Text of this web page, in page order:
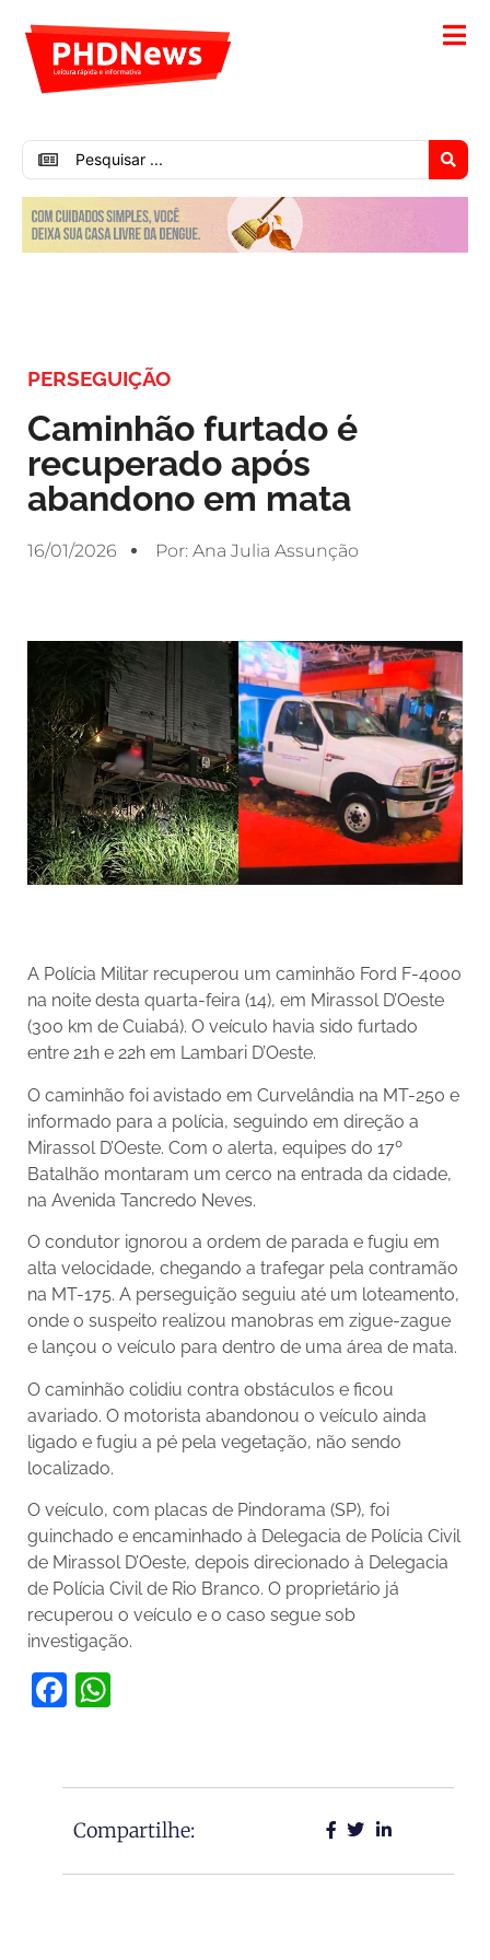
PERSEGUIÇÃO
Caminhão furtado é
recuperado após
abandono em mata
16/01/2026 Por: Ana Julia Assunção
A Polícia Militar recuperou um caminhão Ford F-4000
na noite desta quarta-feira (14), em Mirassol D’Oeste
(300 km de Cuiabá). O veículo havia sido furtado
entre 21h e 22h em Lambari D’Oeste.
O caminhão foi avistado em Curvelândia na MT-250 e
informado para a polícia, seguindo em direção a
Mirassol D’Oeste. Com o alerta, equipes do 17º
Batalhão montaram um cerco na entrada da cidade,
na Avenida Tancredo Neves.
O condutor ignorou a ordem de parada e fugiu em
alta velocidade, chegando a trafegar pela contramão
na MT-175. A perseguição seguiu até um loteamento,
onde o suspeito realizou manobras em zigue-zague
e lançou o veículo para dentro de uma área de mata.
O caminhão colidiu contra obstáculos e ficou
avariado. O motorista abandonou o veículo ainda
ligado e fugiu a pé pela vegetação, não sendo
localizado.
O veículo, com placas de Pindorama (SP), foi
guinchado e encaminhado à Delegacia de Polícia Civil
de Mirassol D’Oeste, depois direcionado à Delegacia
de Polícia Civil de Rio Branco. O proprietário já
recuperou o veículo e o caso segue sob
investigação.
Facebook
Compartilhe: